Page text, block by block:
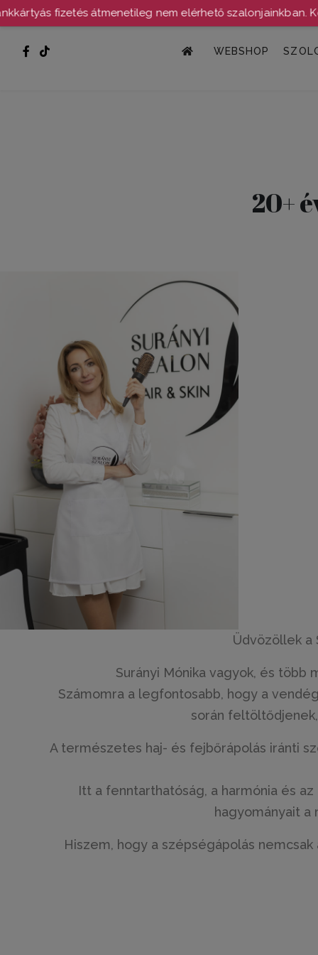
fizetés átmenetileg nem elérhető szalonjainkban.
SURÁNYI HEADSPA
WEBSHOP
20+
Üdvözöllek a
Surányi Mónika vagyok, és
Számomra a legfontosabb, hogy a
során
A természetes haj- és fejbőrápolás iránti
Itt a fenntarthatóság, a harmónia és
hagyományait a
Hiszem, hogy a szépségápolás